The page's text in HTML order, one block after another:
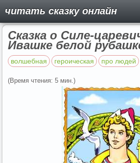
читать сказку онлайн
Сказка о Силе-
Ивашке белой
волшебная героическая про людей
(Время чтения: 5 мин.)